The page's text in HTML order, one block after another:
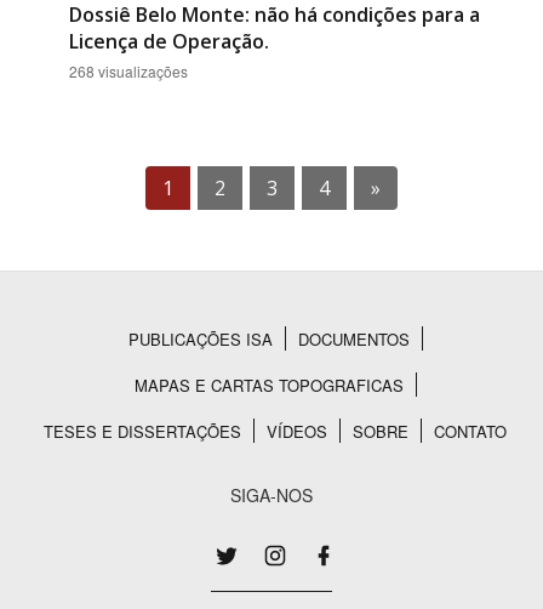
Dossiê Belo Monte: não há condições para a
Licença de Operação.
268 visualizações
1 2 3 4 »
Rodapé
PUBLICAÇÕES ISA
DOCUMENTOS
MAPAS E CARTAS TOPOGRAFICAS
TESES E DISSERTAÇÕES
VÍDEOS SOBRE CONTATO
SIGA-NOS